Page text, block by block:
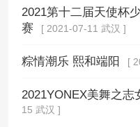
2021第十二届天使杯
赛
[ 2021-07-11 武汉 ]
粽情潮乐 熙和端阳 [
2021YONEX美舞之志
15 武汉 ]